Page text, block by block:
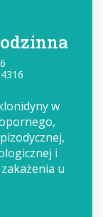
w
i
u